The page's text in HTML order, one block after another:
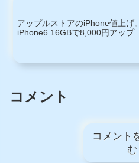
アップルストアのiPhone値上げ。
iPhone6 16GBで8,000円アップ
コメント
コメント
む